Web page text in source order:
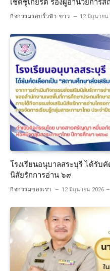
เชิดชูเกียรติ รองผู้อำนวยการ
กิจกรรมรอบรั้วฟ้า-ขาว 12 มิถุนายน
โรงเรียนอนุบาลสระบุรี ได้รับ
นิสัยรักการอ่าน ๖๙
กิจกรรมของเรา 12 มิถุนายน 2026